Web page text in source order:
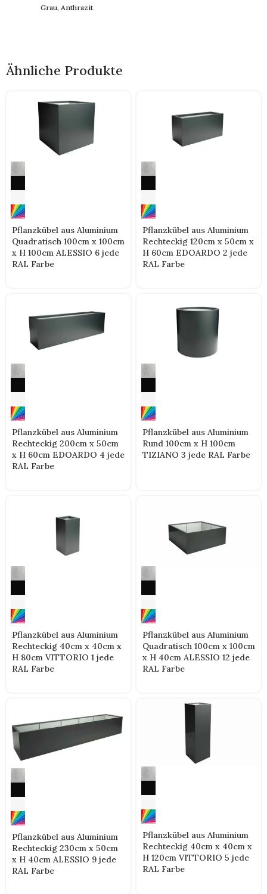
Grau, Anthrazit
Ähnliche Produkte
Pflanzkübel aus Aluminium
Quadratisch 100cm x 100cm
x H 100cm ALESSIO 6 jede
RAL Farbe
Pflanzkübel aus Aluminium
Rechteckig 120cm x 50cm x
H 60cm EDOARDO 2 jede
RAL Farbe
Pflanzkübel aus Aluminium
Rechteckig 200cm x 50cm
x H 60cm EDOARDO 4 jede
RAL Farbe
Pflanzkübel aus Aluminium
Rund 100cm x H 100cm
TIZIANO 3 jede RAL Farbe
Pflanzkübel aus Aluminium
Rechteckig 40cm x 40cm x
H 80cm VITTORIO 1 jede
RAL Farbe
Pflanzkübel aus Aluminium
Quadratisch 100cm x 100cm
x H 40cm ALESSIO 12 jede
RAL Farbe
Pflanzkübel aus Aluminium
Rechteckig 230cm x 50cm
x H 40cm ALESSIO 9 jede
RAL Farbe
Pflanzkübel aus Aluminium
Rechteckig 40cm x 40cm x
H 120cm VITTORIO 5 jede
RAL Farbe